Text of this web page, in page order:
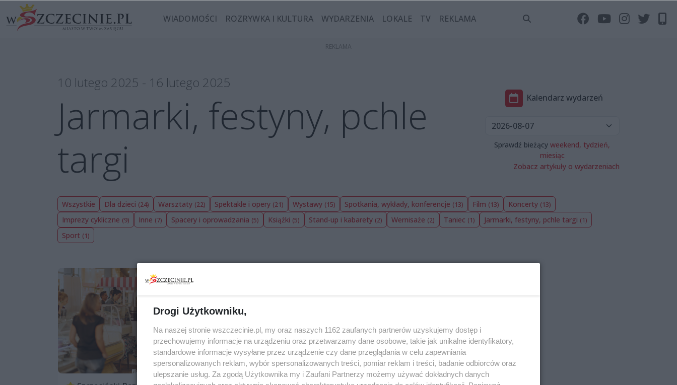
WIADOMOŚCI ROZRYWKA I KULTURA WYDARZENIA LOKALE TV REKLAMA
10 lutego 2025 - 16 lutego 2025
Jarmarki, festyny, pchle
targi
Kalendarz wydarzeń
Sprawdź bieżącyweekend, tydzień,
miesiąc
Zobacz artykuły o wydarzeniach
Wszystkie Dla dzieci (24) Warsztaty (22) Spektakle i opery (21) Wystawy (15) Spotkania, wykłady, konferencje (13) Film (13) Koncerty (13)
Imprezy cykliczne (9) Inne (7) Spacery i oprowadzania (5) Książki (5) Stand-up i kabarety (2) Wernisaże (2) Taniec (1) Jarmarki, festyny, pchle targi (1)
Sport (1)
Drogi Użytkowniku,
Na naszej stronie wszczecinie.pl, my oraz naszych 1162 zaufanych partnerów uzyskujemy dostęp i
przechowujemy informacje na urządzeniu oraz przetwarzamy dane osobowe, takie jak unikalne identyfikatory,
standardowe informacje wysyłane przez urządzenie czy dane przeglądania w celu zapewniania
spersonalizowanych reklam, wybór spersonalizowanych treści, pomiar reklam i treści, badanie odbiorców oraz
ulepszanie usług. Za zgodą Użytkownika my i Zaufani Partnerzy możemy używać dokładnych danych